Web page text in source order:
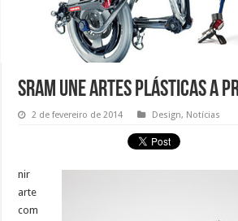
SRAM une artes plásticas a
2 de fevereiro de 2014 Design, Notícias
nir
arte
com